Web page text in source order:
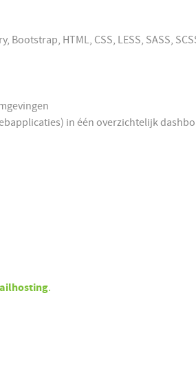
HTML, CSS, LESS, SASS,
in één overzichtelijk
.